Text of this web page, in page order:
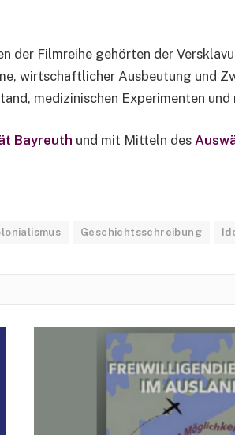
der Filmreihe gehörten der
wirtschaftlicher Ausbeutung und
medizinischen Experimenten
Bayreuth und mit Mitteln des
Geschichtsschreibung